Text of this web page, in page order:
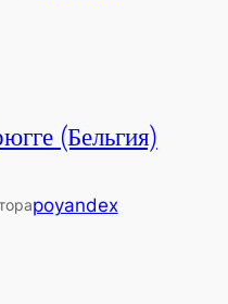
(Бельгия)
poyandex